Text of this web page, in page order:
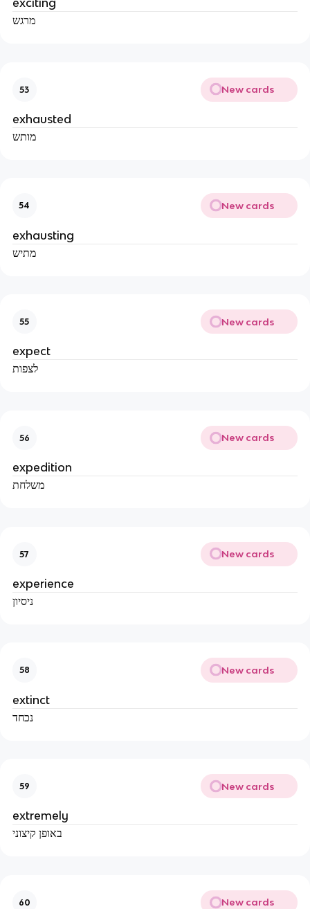
exciting
מרגש
53 New cards
exhausted
מותש
54 New cards
exhausting
מתיש
55 New cards
expect
לצפות
56 New cards
expedition
משלחת
57 New cards
experience
ניסיון
58 New cards
extinct
נכחד
59 New cards
extremely
באופן קיצוני
60 New cards